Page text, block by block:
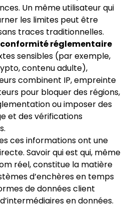
Un même utilisateur qui
les limites peut être
traces traditionnelles.
réglementaire
sensibles (par exemple,
contenu adulte),
combinent IP, empreinte
pour bloquer des régions,
ou imposer des
et des vérifications
ces informations ont une
Savoir qui est qui, même
réel, constitue la matière
d’enchères en temps
de données client
en données.